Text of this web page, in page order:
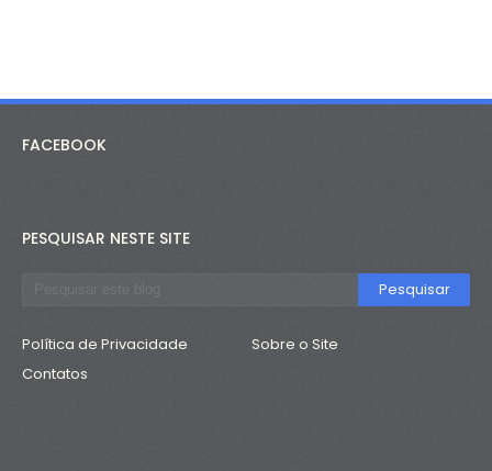
FACEBOOK
PESQUISAR NESTE SITE
Política de Privacidade
Sobre o Site
Contatos